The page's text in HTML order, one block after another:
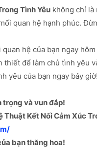
Tình Yêu không chỉ là
quan hệ hạnh phúc.
hệ của bạn ngay
thiết để làm chủ tình yêu
yêu của bạn ngay bây giờ!
và vun đắp!
Thuật Kết Nối Cảm Xúc
bạn thăng hoa!